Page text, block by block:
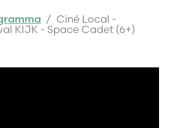
/ Ciné Local -
KIJK - Space Cadet (6+)